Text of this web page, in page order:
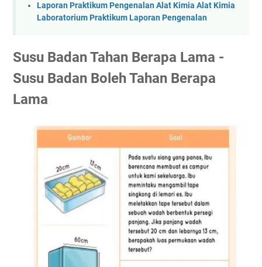
Laporan Praktikum Pengenalan Alat Kimia Alat Kimia
Laboratorium Praktikum Laporan Pengenalan
Susu Badan Tahan Berapa Lama -
Susu Badan Boleh Tahan Berapa
Lama